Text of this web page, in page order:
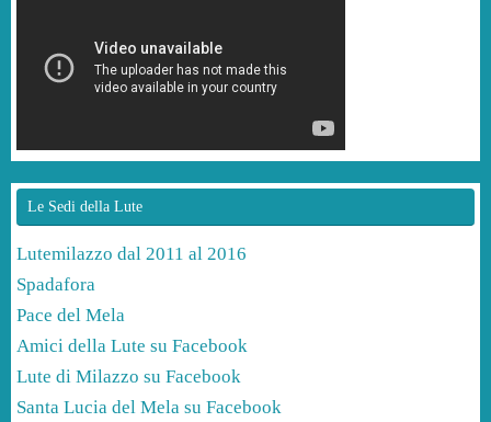
Le Sedi della Lute
Lutemilazzo dal 2011 al 2016
Spadafora
Pace del Mela
Amici della Lute su Facebook
Lute di Milazzo su Facebook
Santa Lucia del Mela su Facebook